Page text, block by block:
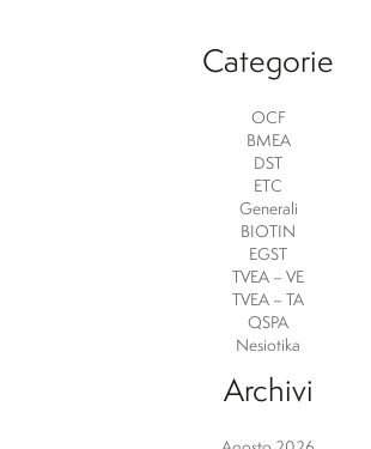
Categorie
OCF
BMEA
DST
ETC
Generali
BIOTIN
EGST
TVEA – VE
TVEA – TA
QSPA
Nesiotika
Archivi